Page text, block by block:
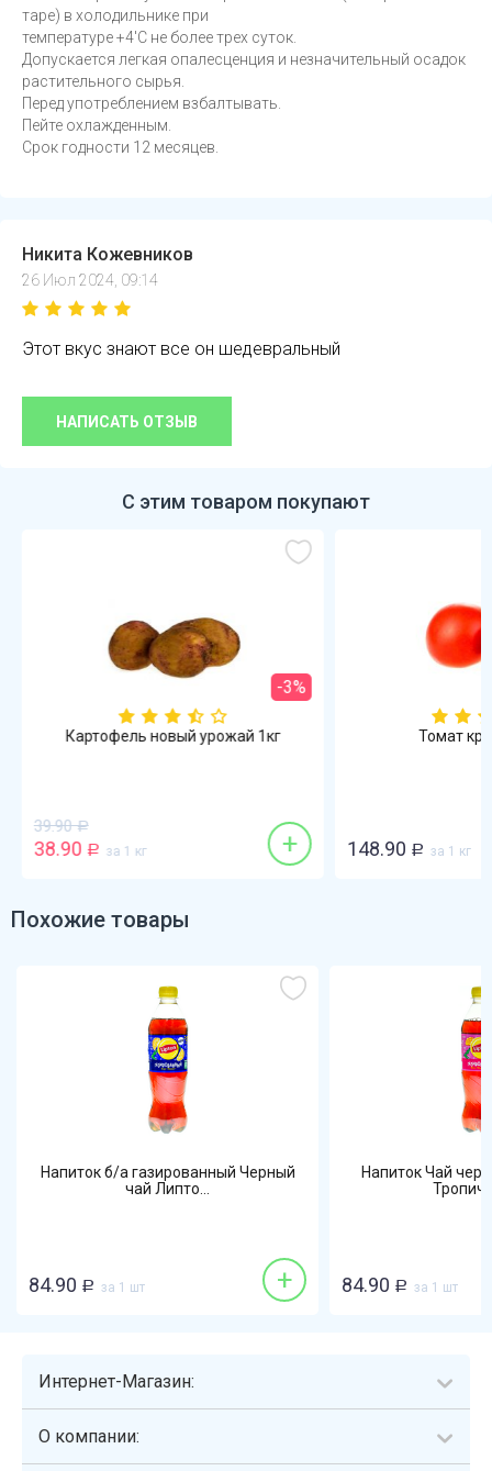
таре) в холодильнике при
температуре +4'С не более трех суток.
Допускается легкая опалесценция и незначительный осадок
растительного сырья.
Перед употреблением взбалтывать.
Пейте охлажденным.
Срок годности 12 месяцев.
Никита Кожевников
26 Июл 2024, 09:14
Этот вкус знают все он шедевральный
НАПИСАТЬ ОТЗЫВ
С этим товаром покупают
-3%
Картофель новый урожай 1кг
39.90 Р
38.90 Р за 1 кг +
Томат
148.90 Р за 1 кг
Похожие товары
Напиток б/а газированный Черный
чай Липто...
84.90 Р за 1 шт +
Напиток Чай
84.90 Р за 1 шт
Интернет-Магазин:
О компании: